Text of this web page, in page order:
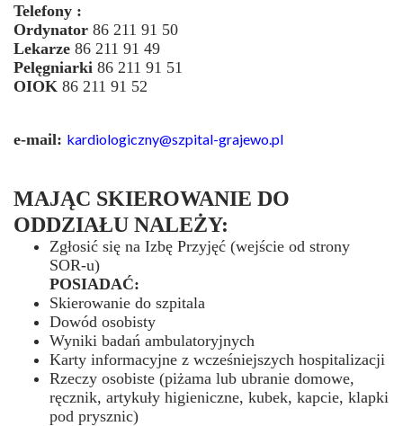
Telefony :
Ordynator 86 211 91 50
Lekarze 86 211 91 49
Pelęgniarki 86 211 91 51
OIOK 86 211 91 52
e-mail: kardiologiczny@szpital-grajewo.pl
MAJĄC SKIEROWANIE DO
ODDZIAŁU NALEŻY:
Zgłosić się na Izbę Przyjęć (wejście od strony
SOR-u)
POSIADAĆ:
Skierowanie do szpitala
Dowód osobisty
Wyniki badań ambulatoryjnych
Karty informacyjne z wcześniejszych hospitalizacji
Rzeczy osobiste (piżama lub ubranie domowe,
ręcznik, artykuły higieniczne, kubek, kapcie, klapki
pod prysznic)